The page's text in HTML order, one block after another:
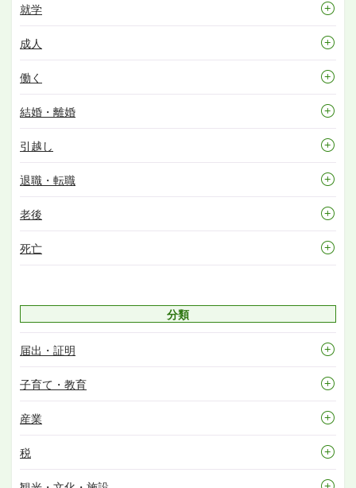
就学
成人
働く
結婚・離婚
引越し
退職・転職
老後
死亡
分類
届出・証明
子育て・教育
産業
税